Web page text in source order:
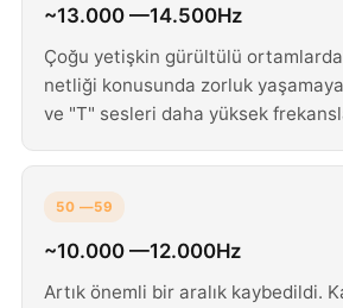
~13.000 —14.500Hz
Çoğu yetişkin gürültülü
netliği konusunda zorluk
ve "T" sesleri daha yüksek
50 —59
~10.000 —12.000Hz
Artık önemli bir aralık kaybedildi.